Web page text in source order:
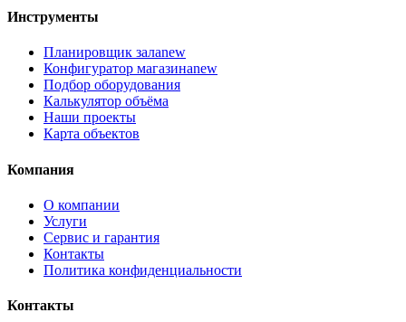
Инструменты
Планировщик залаnew
Конфигуратор магазинаnew
Подбор оборудования
Калькулятор объёма
Наши проекты
Карта объектов
Компания
О компании
Услуги
Сервис и гарантия
Контакты
Политика конфиденциальности
Контакты